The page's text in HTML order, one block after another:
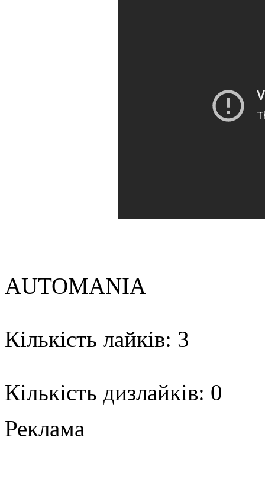
AUTOMANIA
Кількість лайків: 3
Кількість дизлайків: 0
Реклама